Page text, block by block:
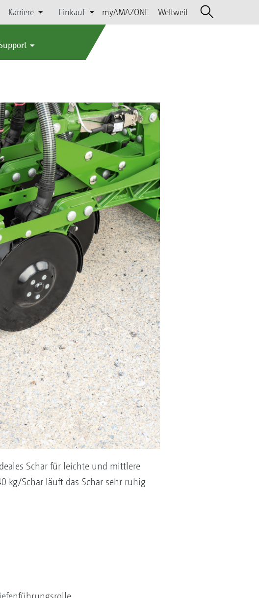
Karriere Einkauf myAMAZONE Weltweit
Schar für leichte und mittlere
kg/Schar läuft das Schar sehr ruhig